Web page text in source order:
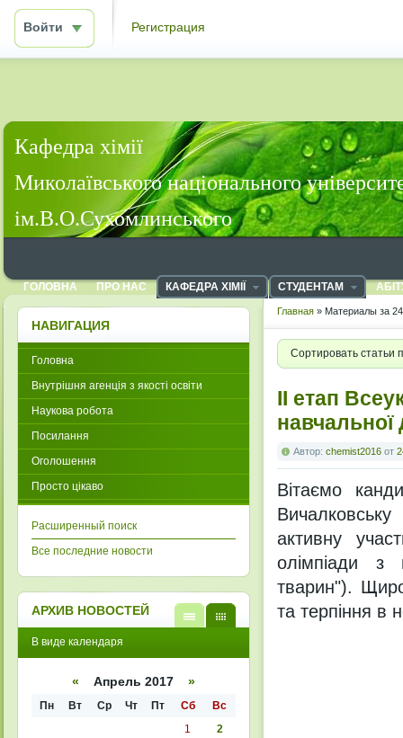
Войти Регистрация
Кафедра хімії
Миколаївського національного
ім.В.О.Сухомлинського
ГОЛОВНА ПРО НАС КАФЕДРА ХІМІЇ СТУДЕНТАМ
Главная » Материалы за
Сортировать статьи
ІІ етап
навчальної
Автор: chemist2016 от
Вітаємо
активну
олімпіади з
тварин").
та терпіння в
НАВИГАЦИЯ
Головна
Внутрішня агенція з якості освіти
Наукова робота
Посилання
Оголошення
Просто цікаво
Расширенный поиск
Все последние новости
АРХИВ НОВОСТЕЙ
кален
списк
В виде календаря
« Апрель 2017 »
Пн Вт Ср Чт Пт Сб
Вс
1
2